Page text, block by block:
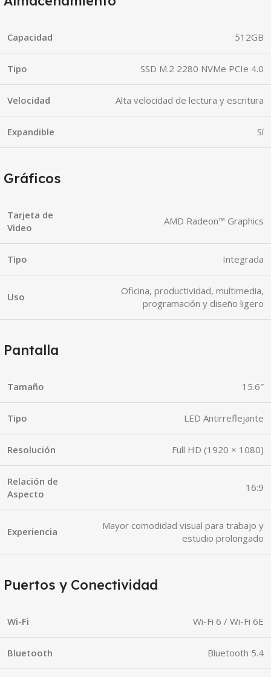
Capacidad 512GB
Tipo SSD M.2 2280 NVMe PCIe 4.0
Velocidad Alta velocidad de lectura y escritura
Expandible Sí
Gráficos
Tarjeta de
Video
AMD Radeon™ Graphics
Tipo Integrada
Uso
Oficina, productividad, multimedia,
programación y diseño ligero
Pantalla
Tamaño 15.6″
Tipo LED Antirreflejante
Resolución Full HD (1920 × 1080)
Relación de
Aspecto
16:9
Experiencia
Mayor comodidad visual para trabajo y
estudio prolongado
Puertos y Conectividad
Wi-Fi Wi-Fi 6 / Wi-Fi 6E
Bluetooth Bluetooth 5.4